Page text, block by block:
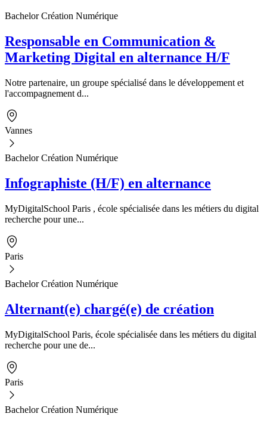
Bachelor Création Numérique
Responsable en Communication &
Marketing Digital en alternance H/F
Notre partenaire, un groupe spécialisé dans le développement et
l'accompagnement d...
Vannes
Bachelor Création Numérique
Infographiste (H/F) en alternance
MyDigitalSchool Paris , école spécialisée dans les métiers du digital
recherche pour une...
Paris
Bachelor Création Numérique
Alternant(e) chargé(e) de création
MyDigitalSchool Paris, école spécialisée dans les métiers du digital
recherche pour une de...
Paris
Bachelor Création Numérique